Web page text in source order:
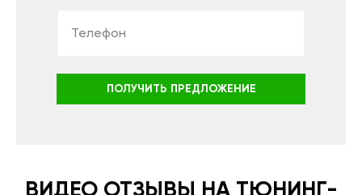
ПОЛУЧИТЬ ПРЕДЛОЖЕНИЕ